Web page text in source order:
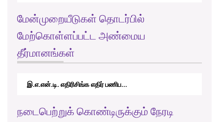
மேன்முறையீடுகள் தொடர்பில்
மேற்கொள்ளப்பட்ட அண்மைய
தீர்மானங்கள்
இ.எ.என்.டி. எதிரிசிங்க எதிர் பணிப...
நடைபெற்றுக் கொண்டிருக்கும் நேரடி